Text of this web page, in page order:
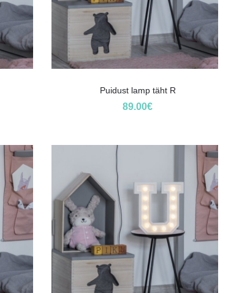
Puidust lamp täht R
89.00€